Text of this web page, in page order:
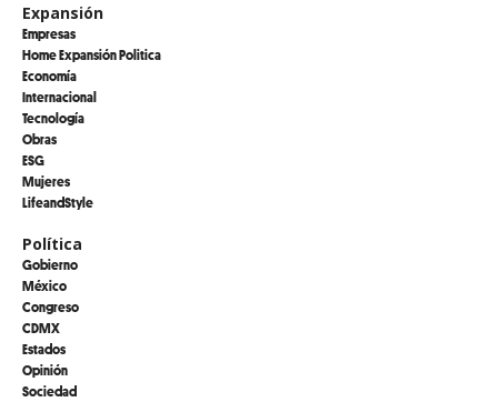
Expansión
Empresas
Home Expansión Politica
Economía
Internacional
Tecnología
Obras
ESG
Mujeres
LifeandStyle
Política
Gobierno
México
Congreso
CDMX
Estados
Opinión
Sociedad